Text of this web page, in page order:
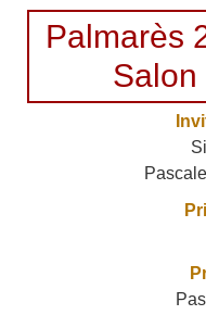
Palmarès
Salon